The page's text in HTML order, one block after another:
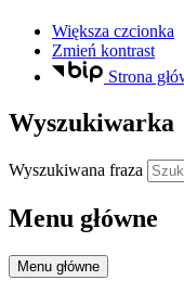
Większa czcionka
Zmień kontrast
Strona
Wyszukiwarka
Wyszukiwana fraza
Menu główne
Menu główne